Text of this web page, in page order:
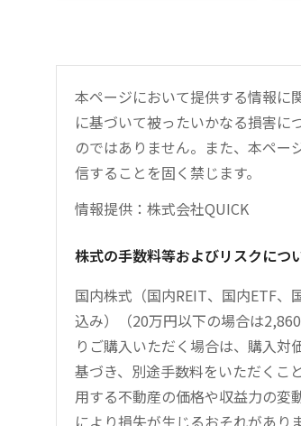
本ページにおいて提供する情報に
に基づいて被ったいかなる損害に
のではありません。また、本ペ
信することを固く禁じます。
情報提供：株式会社QUICK
株式の手数料等およびリスクにつ
国内株式（国内REIT、国内ETF
込み）（20万円以下の場合は
りご購入いただく場合は、購入
基づき、別途手数料をいただくこ
用する不動産の価格や収益力の変
により損失が生じるおそれがあり